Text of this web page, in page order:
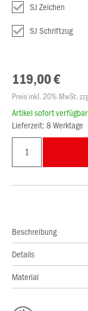
SJ Zeichen
SJ Schriftzug
119,00 €
Preis inkl. 20% MwSt.
Artikel sofort verfügbar
Lieferzeit: 8 Werktage
Beschreibung
Details
Material